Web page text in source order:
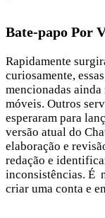
Bate-papo Por
Rapidamente
curiosamente,
mencionadas
móveis. Outros
esperaram para
versão atual do
elaboração e
redação e
inconsistências. É
criar uma conta e